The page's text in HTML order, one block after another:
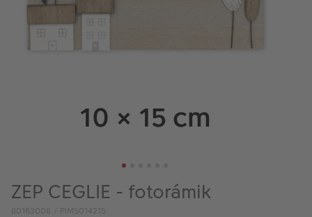
ZEP CEGLIE - fotorámik
80163008 / PIM5014215